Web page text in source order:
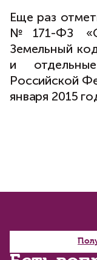
Еще раз
№171-ФЗ «О
Земельный
и
Российской
января 2015